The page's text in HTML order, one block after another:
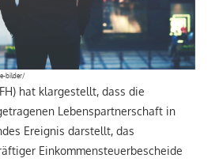
bilder/
hat klargestellt, dass die
Lebenspartnerschaft in
Ereignis darstellt, das
Einkommensteuerbescheide